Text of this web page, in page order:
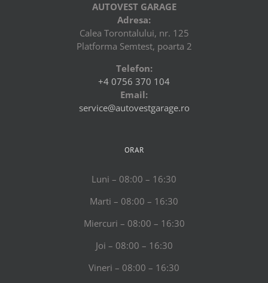
AUTOVEST GARAGE
Adresa:
Calea Torontalului, nr. 125
Platforma Semtest, poarta 2
Telefon:
+4 0756 370 104
Email:
service@autovestgarage.ro
ORAR
Luni – 08:00 – 16:30
Marti – 08:00 – 16:30
Miercuri – 08:00 – 16:30
Joi – 08:00 – 16:30
Vineri – 08:00 – 16:30